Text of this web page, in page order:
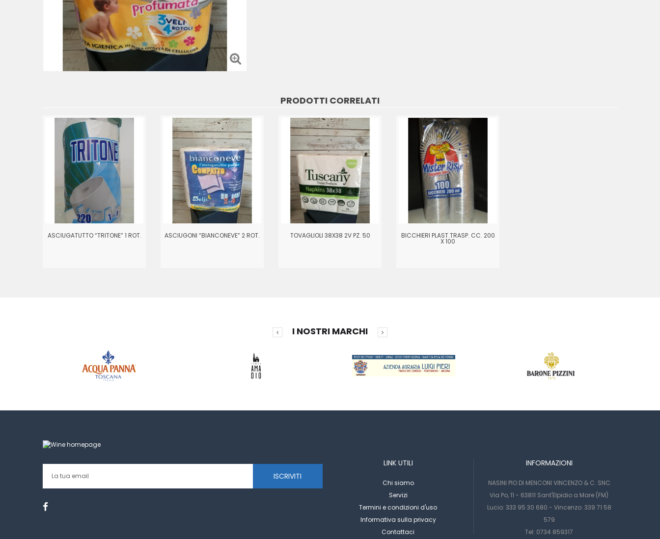
PRODOTTI CORRELATI
ASCIUGATUTTO “TRITONE” 1 ROT. ASCIUGONI “BIANCONEVE” 2 ROT. TOVAGLIOLI 38X38 2V PZ. 50 BICCHIERI PLAST.TRASP. CC. 200
X 100
I NOSTRI MARCHI
ISCRIVITI
LINK UTILI
Chi siamo
Servizi
Termini e condizioni d'uso
Informativa sulla privacy
Contattaci
INFORMAZIONI
NASINI PIO DI MENCONI VINCENZO & C. SNC
Via Po, 11 - 63811 Sant'Elpidio a Mare (FM)
Lucio: 333 95 30 680 - Vincenzo: 339 71 58
579
Tel: 0734 859317